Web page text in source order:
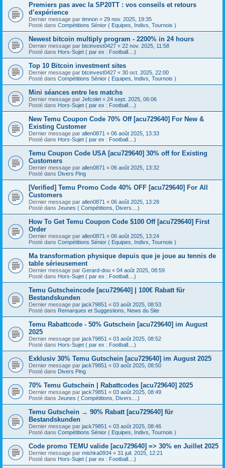
Premiers pas avec la SP20TT : vos conseils et retours
d’expérience
Dernier message par timnon « 29 nov. 2025, 19:35
Posté dans Compétitions Sénior ( Equipes, Indivs, Tournois )
Newest bitcoin multiply program - 2200% in 24 hours
Dernier message par btcinvest0427 « 22 nov. 2025, 11:58
Posté dans Hors-Sujet ( par ex : Football....)
Top 10 Bitcoin investment sites
Dernier message par btcinvest0427 « 30 oct. 2025, 22:00
Posté dans Compétitions Sénior ( Equipes, Indivs, Tournois )
Mini séances entre les matchs
Dernier message par Jefcolet « 24 sept. 2025, 06:06
Posté dans Hors-Sujet ( par ex : Football....)
New Temu Coupon Code 70% Off [acu729640] For New &
Existing Customer
Dernier message par allen0871 « 06 août 2025, 13:33
Posté dans Hors-Sujet ( par ex : Football....)
Temu Coupon Code USA [acu729640] 30% off for Existing
Customers
Dernier message par allen0871 « 06 août 2025, 13:32
Posté dans Divers Ping
[Verified] Temu Promo Code 40% OFF [acu729640] For All
Customers
Dernier message par allen0871 « 06 août 2025, 13:28
Posté dans Jeunes ( Compétitions, Divers....)
How To Get Temu Coupon Code $100 Off [acu729640] First
Order
Dernier message par allen0871 « 06 août 2025, 13:24
Posté dans Compétitions Sénior ( Equipes, Indivs, Tournois )
Ma transformation physique depuis que je joue au tennis de
table sérieusement
Dernier message par Gerard-dou « 04 août 2025, 08:59
Posté dans Hors-Sujet ( par ex : Football....)
Temu Gutscheincode [acu729640] | 100€ Rabatt für
Bestandskunden
Dernier message par jack79851 « 03 août 2025, 08:53
Posté dans Remarques et Suggestions, News du Site
Temu Rabattcode - 50% Gutschein [acu729640] im August
2025
Dernier message par jack79851 « 03 août 2025, 08:52
Posté dans Hors-Sujet ( par ex : Football....)
Exklusiv 30% Temu Gutschein [acu729640] im August 2025
Dernier message par jack79851 « 03 août 2025, 08:50
Posté dans Divers Ping
70% Temu Gutschein | Rabattcodes [acu729640] 2025
Dernier message par jack79851 « 03 août 2025, 08:49
Posté dans Jeunes ( Compétitions, Divers....)
Temu Gutschein → 90% Rabatt [acu729640] für
Bestandskunden
Dernier message par jack79851 « 03 août 2025, 08:46
Posté dans Compétitions Sénior ( Equipes, Indivs, Tournois )
Code promo TEMU valide [acu729640] => 30% en Juillet 2025
Dernier message par mishka0934 « 31 juil. 2025, 12:21
Posté dans Hors-Sujet ( par ex : Football....)